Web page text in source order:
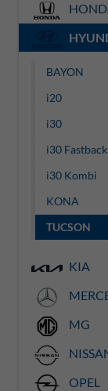
BAYON
i20
i30
i30 Fastback
i30 Kombi
KONA
TUCSON
KIA
MG
OPEL